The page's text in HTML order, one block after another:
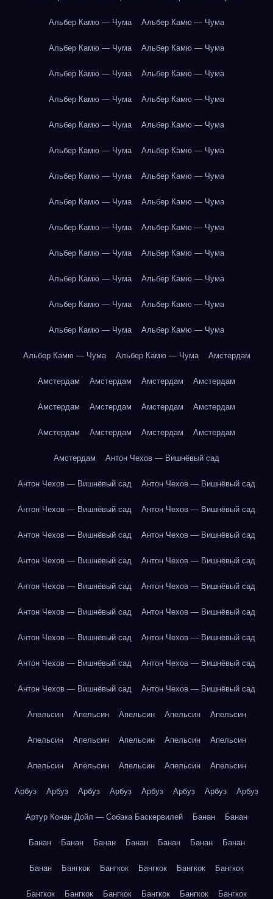
Альбер Камю — Чума Альбер Камю — Чума
Альбер Камю — Чума Альбер Камю — Чума
Альбер Камю — Чума Альбер Камю — Чума
Альбер Камю — Чума Альбер Камю — Чума
Альбер Камю — Чума Альбер Камю — Чума
Альбер Камю — Чума Альбер Камю — Чума
Альбер Камю — Чума Альбер Камю — Чума
Альбер Камю — Чума Альбер Камю — Чума
Альбер Камю — Чума Альбер Камю — Чума
Альбер Камю — Чума Альбер Камю — Чума
Альбер Камю — Чума Альбер Камю — Чума
Альбер Камю — Чума Альбер Камю — Чума
Альбер Камю — Чума Альбер Камю — Чума
Альбер Камю — Чума Альбер Камю — Чума Амстердам
Амстердам Амстердам Амстердам Амстердам
Амстердам Амстердам Амстердам Амстердам
Амстердам Амстердам Амстердам Амстердам
Амстердам Антон Чехов — Вишнёвый сад
Антон Чехов — Вишнёвый сад Антон Чехов — Вишнёвый сад
Антон Чехов — Вишнёвый сад Антон Чехов — Вишнёвый сад
Антон Чехов — Вишнёвый сад Антон Чехов — Вишнёвый сад
Антон Чехов — Вишнёвый сад Антон Чехов — Вишнёвый сад
Антон Чехов — Вишнёвый сад Антон Чехов — Вишнёвый сад
Антон Чехов — Вишнёвый сад Антон Чехов — Вишнёвый сад
Антон Чехов — Вишнёвый сад Антон Чехов — Вишнёвый сад
Антон Чехов — Вишнёвый сад Антон Чехов — Вишнёвый сад
Антон Чехов — Вишнёвый сад Антон Чехов — Вишнёвый сад
Апельсин Апельсин Апельсин Апельсин Апельсин
Апельсин Апельсин Апельсин Апельсин Апельсин
Апельсин Апельсин Апельсин Апельсин Апельсин
Арбуз Арбуз Арбуз Арбуз Арбуз Арбуз Арбуз Арбуз
Артур Конан Дойл — Собака Баскервилей Банан Банан
Банан Банан Банан Банан Банан Банан Банан
Банан Бангкок Бангкок Бангкок Бангкок Бангкок
Бангкок Бангкок Бангкок Бангкок Бангкок Бангкок